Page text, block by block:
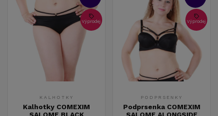
Výprodej
KALHOTKY
Kalhotky COMEXIM
Výprodej
PODPRSENKY
Podprsenka COMEXIM